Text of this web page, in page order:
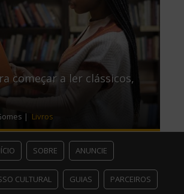
começar a ler clássicos,
| Livros
SOBRE ANUNCIE
CULTURAL GUIAS PARCEIROS